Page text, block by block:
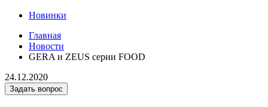
Новинки
Главная
Новости
GERA и ZEUS серии FOOD
24.12.2020
Задать вопрос